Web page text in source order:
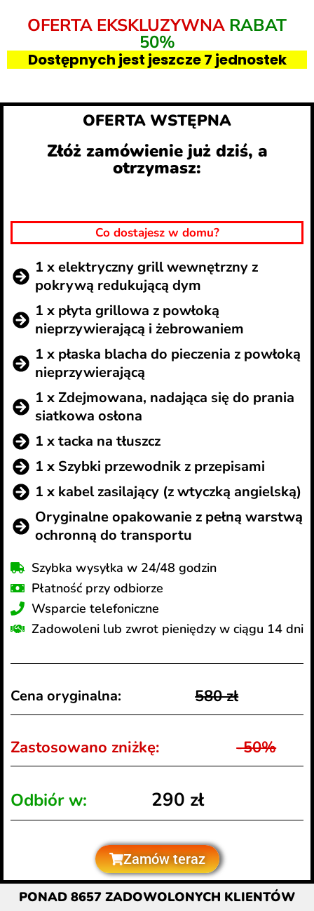
OFERTA EKSKLUZYWNA RABAT
50%
Dostępnych jest jeszcze 7 jednostek
OFERTA WSTĘPNA
Złóż zamówienie już dziś, a
otrzymasz:
Co dostajesz w domu?
1 x elektryczny grill wewnętrzny z
pokrywą redukującą dym
1 x płyta grillowa z powłoką
nieprzywierającą i żebrowaniem
1 x płaska blacha do pieczenia z powłoką
nieprzywierającą
1 x Zdejmowana, nadająca się do prania
siatkowa osłona
1 x tacka na tłuszcz
1 x Szybki przewodnik z przepisami
1 x kabel zasilający (z wtyczką angielską)
Oryginalne opakowanie z pełną warstwą
ochronną do transportu
Szybka wysyłka w 24/48 godzin
Płatność przy odbiorze
Wsparcie telefoniczne
Zadowoleni lub zwrot pieniędzy w ciągu 14 dni
Cena oryginalna: 580 zł
Zastosowano zniżkę: -50%
Odbiór w: 290 zł
Zamów teraz
PONAD 8657 ZADOWOLONYCH KLIENTÓW